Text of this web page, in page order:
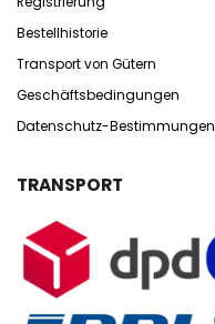
Bestellhistorie
Transport von Gütern
Geschäftsbedingungen
Datenschutz-Bestimmungen
TRANSPORT